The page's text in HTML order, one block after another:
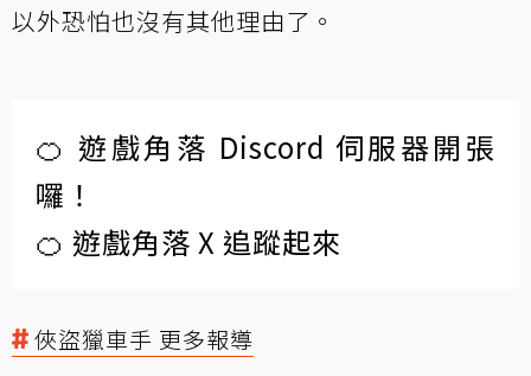
以外恐怕也沒有其他理由了。
🍊 遊戲角落 Discord 伺服器開張
囉！
🍊 遊戲角落 X 追蹤起來
俠盜獵車手 更多報導